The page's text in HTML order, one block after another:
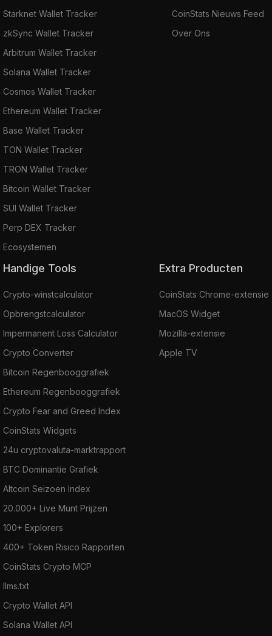
Starknet Wallet Tracker
zkSync Wallet Tracker
Arbitrum Wallet Tracker
Solana Wallet Tracker
Cosmos Wallet Tracker
Ethereum Wallet Tracker
Base Wallet Tracker
TON Wallet Tracker
TRON Wallet Tracker
Bitcoin Wallet Tracker
SUI Wallet Tracker
Perp DEX Tracker
Ecosystemen
CoinStats Nieuws Feed
Over Ons
Handige Tools
Crypto-winstcalculator
Opbrengstcalculator
Impermanent Loss Calculator
Crypto Converter
Bitcoin Regenbooggrafiek
Ethereum Regenbooggrafiek
Crypto Fear and Greed Index
CoinStats Widgets
24u cryptovaluta-marktrapport
BTC Dominantie Grafiek
Altcoin Seizoen Index
20.000+ Live Munt Prijzen
100+ Explorers
400+ Token Risico Rapporten
CoinStats Crypto MCP
llms.txt
Crypto Wallet API
Solana Wallet API
Extra Producten
CoinStats Chrome-extensie
MacOS Widget
Mozilla-extensie
Apple TV